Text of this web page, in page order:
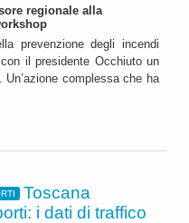
regionale alla
prevenzione degli incendi
il presidente Occhiuto un
complessa che ha
Toscana
i dati di traffico